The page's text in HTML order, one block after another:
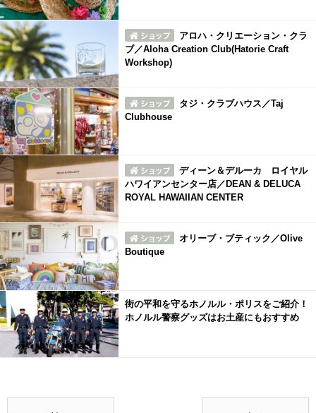
アロハ・クリエーション・クラ
ブ／Aloha Creation Club(Hatorie Craft
Workshop)
タジ・クラブハウス／Taj
Clubhouse
ディーン＆デルーカ ロイヤル
ハワイアンセンター店／DEAN & DELUCA
ROYAL HAWAIIAN CENTER
オリーブ・ブティック／Olive
Boutique
街の平和を守るホノルル・ポリスをご紹介！
ホノルル警察グッズはお土産にもおすすめ